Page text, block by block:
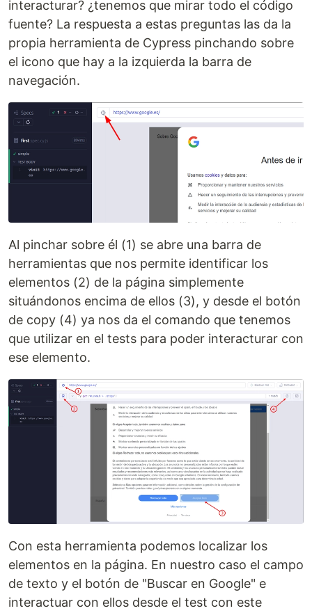
interacturar? ¿tenemos que mirar todo el código
fuente? La respuesta a estas preguntas las da la
propia herramienta de Cypress pinchando sobre
el icono que hay a la izquierda la barra de
navegación.
Al pinchar sobre él (1) se abre una barra de
herramientas que nos permite identificar los
elementos (2) de la página simplemente
situándonos encima de ellos (3), y desde el botón
de copy (4) ya nos da el comando que tenemos
que utilizar en el tests para poder interacturar con
ese elemento.
Con esta herramienta podemos localizar los
elementos en la página. En nuestro caso el campo
de texto y el botón de "Buscar en Google" e
interactuar con ellos desde el test con este